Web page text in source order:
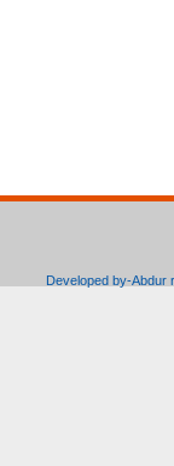
Developed by-Abdur